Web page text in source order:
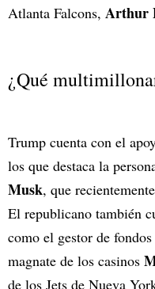
Atlanta Falcons, Arthur
¿Qué
Trump cuenta con el
los que destaca la
Musk, que
El republicano también
como el gestor de
magnate de los casinos
de los Jets de Nueva